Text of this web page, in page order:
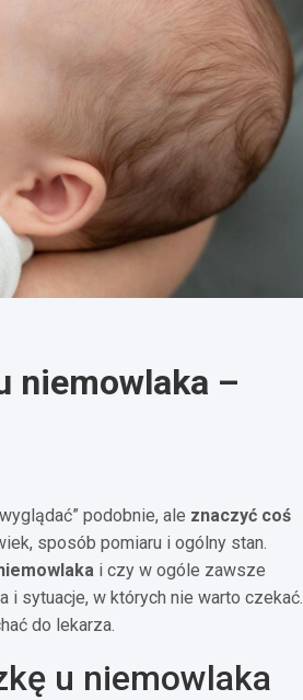
niemowlaka –
podobnie, ale znaczyć coś
sposób pomiaru i ogólny stan.
i czy w ogóle zawsze
sytuacje, w których nie warto czekać.
do lekarza.
u niemowlaka